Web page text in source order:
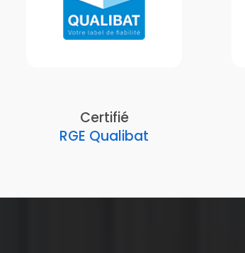
Certifié
RGE Qualibat